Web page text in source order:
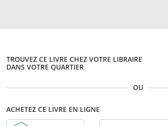
TROUVEZ CE LIVRE CHEZ VOTRE LIBRAIRE
DANS VOTRE QUARTIER
OU
ACHETEZ CE LIVRE EN LIGNE